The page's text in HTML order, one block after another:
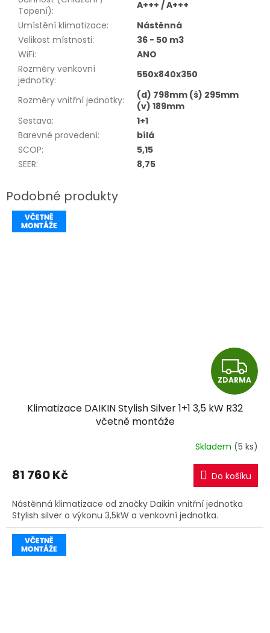
Topení):
A+++ / A+++
Umístění klimatizace:
Nástěnná
Velikost místnosti:
36 - 50 m3
WiFi:
ANO
Rozměry venkovní
jednotky: 550x840x350
Rozměry vnitřní jednotky:
(d) 798mm (š) 295mm
(v) 189mm
Sestava:
1+1
Barevné provedení:
bílá
SCOP:
5,15
SEER: 8,75
Z
D
R
M
A
ZDARMA
Klimatizace DAIKIN Stylish Silver 1+1 3,5 kW R32
včetně montáže
Skladem (5 ks)
81 760 Kč Do košíku
Nástěnná klimatizace od značky Daikin vnitřní jednotka
Stylish silver o výkonu 3,5kW a venkovní jednotka.